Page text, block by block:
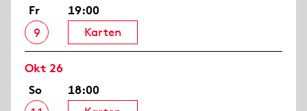
Fr
9
19:00
Karten
Okt 26
So
18:00